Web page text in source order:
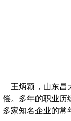
王炳颖，山东昌
偿。多年的职业历
多家知名企业的